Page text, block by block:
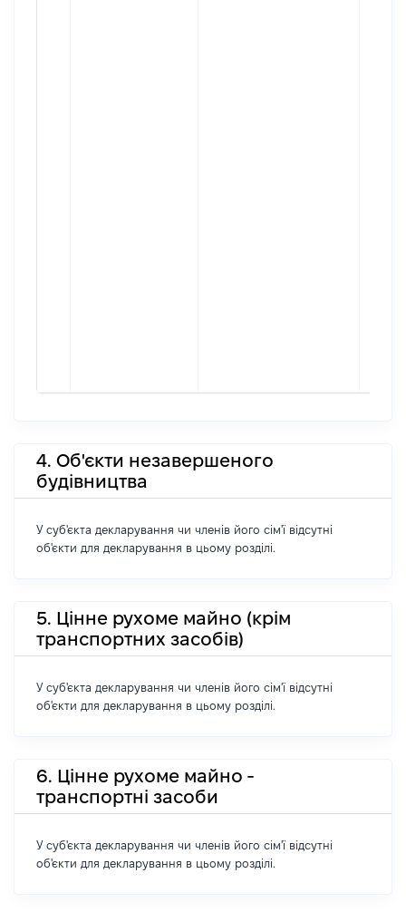
4. Об'єкти незавершеного
будівництва
У суб'єкта декларування чи членів його сім'ї відсутні
об'єкти для декларування в цьому розділі.
5. Цінне рухоме майно (крім
транспортних засобів)
У суб'єкта декларування чи членів його сім'ї відсутні
об'єкти для декларування в цьому розділі.
6. Цінне рухоме майно -
транспортні засоби
У суб'єкта декларування чи членів його сім'ї відсутні
об'єкти для декларування в цьому розділі.